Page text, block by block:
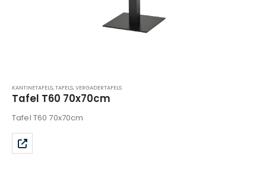
KANTINETAFELS,TAFELS,VERGADERTAFELS
Tafel T60 70x70cm
Tafel T60 70x70cm